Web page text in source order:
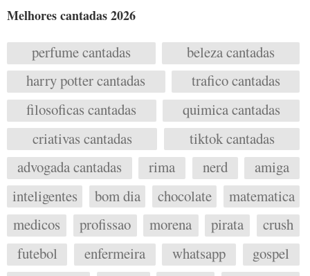
Melhores cantadas 2026
perfume cantadas
beleza cantadas
harry potter cantadas
trafico cantadas
filosoficas cantadas
quimica cantadas
criativas cantadas
tiktok cantadas
advogada cantadas
rima nerd
amiga
inteligentes
bom dia chocolate
matematica
medicos
profissao morena pirata
crush
futebol
enfermeira whatsapp
gospel